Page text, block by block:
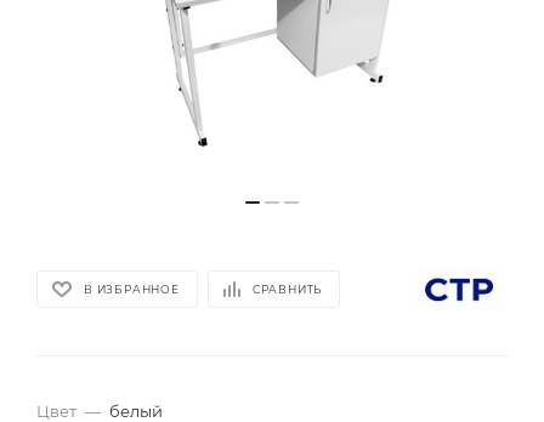
В ИЗБРАННОЕ СРАВНИТЬ
Цвет — белый